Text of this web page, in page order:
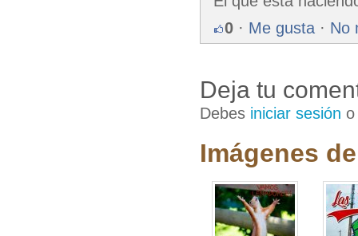
0 · Me gusta · No
Deja tu
Debes iniciar sesión
Imágenes